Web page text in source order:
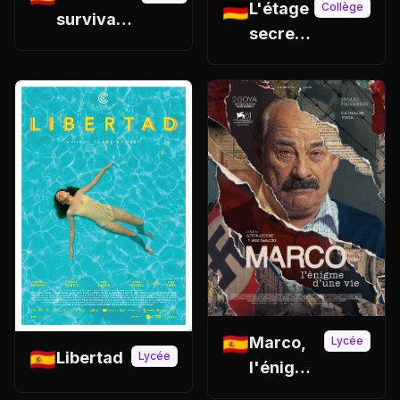
survivants
🇩🇪L'étage
secret,
Gastein
Collège
🇪🇸Libertad Lycée 🇪🇸Marco,
l'énigme
Lycée